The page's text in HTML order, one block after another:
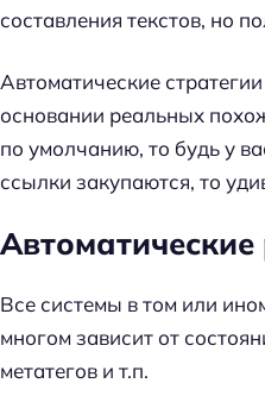
составления текстов, но
Автоматические
основании реальных
по умолчанию, то будь у
ссылки закупаются, то
Все системы в том или
многом зависит от
метатегов и т.п.